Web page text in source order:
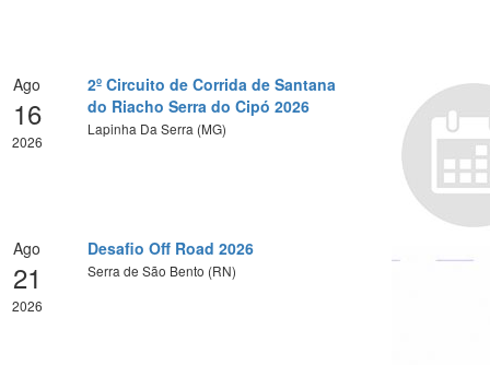
Ago
16
2026
2º Circuito de Corrida de Santana
do Riacho Serra do Cipó 2026
Lapinha Da Serra (MG)
Ago
21
2026
Desafio Off Road 2026
Serra de São Bento (RN)